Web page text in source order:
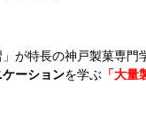
が特長の神戸製菓専門
ーションを学ぶ 「大量